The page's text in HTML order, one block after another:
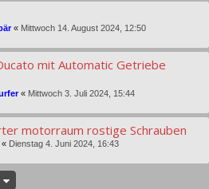
« Mittwoch 14. August 2024, 12:50
mit Automatic Getriebe
« Mittwoch 3. Juli 2024, 15:44
motorraum rostige Schrauben
« Dienstag 4. Juni 2024, 16:43